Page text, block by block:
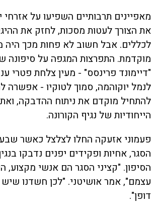
מאפיינים תרבותיים השפיעו על אזרחי
את הצורך לעטות מסכות, לחזק את
לכללים. אבל חשוב לא פחות מכך היה
מוקדמת. התפרצות המגפה על סיפונה
"דיימונד פרינסס" - מעין צלחת פטרי
לנמל יוקוהמה, סמוך לטוקיו - אפשרה
להתחיל מוקדם את ניתוח ההדבקה, ואת
הייחודיות של נגיף הקורונה.
פעמוני אזעקה החלו לצלצל כאשר
הסגר, אחיות ופקידים יפנים נדבקו
הסיפון. "קציני הסגר הם אנשי מקצוע,
עצמם", אמר אושיטני. "לכן חשדנו
דופן".